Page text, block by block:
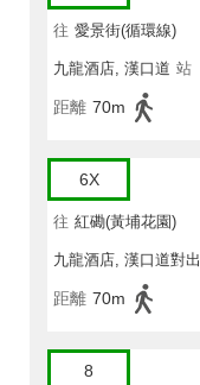
往 愛景街(循環線)
九龍酒店, 漢口道 站
距離 70m
6X
往 紅磡(黃埔花園)
九龍酒店, 漢口道對出
距離 70m
8